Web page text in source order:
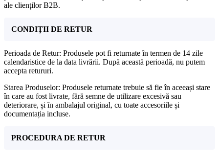
ale clienților B2B.
CONDIȚII DE RETUR
Perioada de Retur: Produsele pot fi returnate în termen de 14 zile
calendaristice de la data livrării. După această perioadă, nu putem
accepta retururi.
Starea Produselor: Produsele returnate trebuie să fie în aceeași stare
în care au fost livrate, fără semne de utilizare excesivă sau
deteriorare, și în ambalajul original, cu toate accesoriile și
documentația incluse.
PROCEDURA DE RETUR